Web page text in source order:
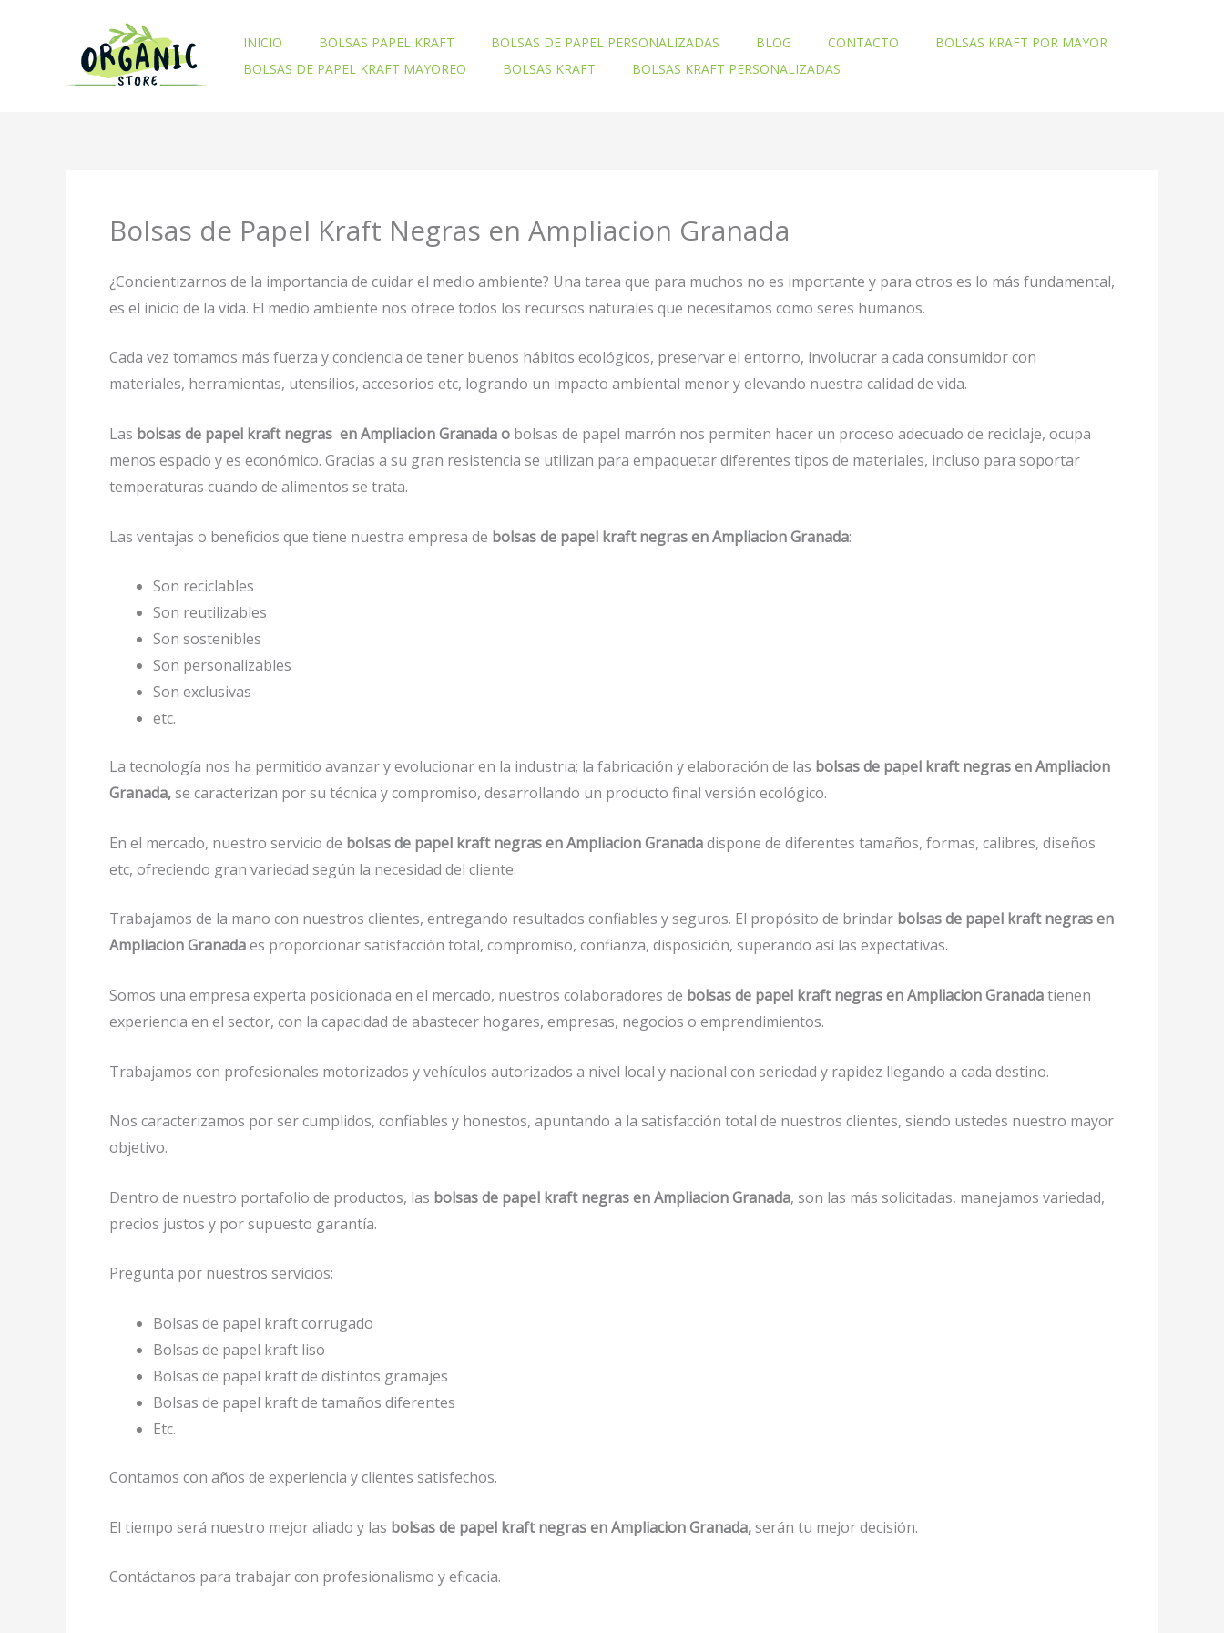
INICIO BOLSAS PAPEL KRAFT BOLSAS DE PAPEL PERSONALIZADAS BLOG CONTACTO
BOLSAS KRAFT POR MAYOR
BOLSAS DE PAPEL KRAFT MAYOREO
BOLSAS KRAFT BOLSAS KRAFT PERSONALIZADAS
Bolsas de Papel Kraft Negras en Ampliacion Granada
¿Concientizarnos de la importancia de cuidar el medio ambiente? Una tarea que para muchos no es importante y para otros es lo más fundamental,
es el inicio de la vida. El medio ambiente nos ofrece todos los recursos naturales que necesitamos como seres humanos.
Cada vez tomamos más fuerza y conciencia de tener buenos hábitos ecológicos, preservar el entorno, involucrar a cada consumidor con
materiales, herramientas, utensilios, accesorios etc, logrando un impacto ambiental menor y elevando nuestra calidad de vida.
Las bolsas de papel kraft negras en Ampliacion Granada o bolsas de papel marrón nos permiten hacer un proceso adecuado de reciclaje, ocupa
menos espacio y es económico. Gracias a su gran resistencia se utilizan para empaquetar diferentes tipos de materiales, incluso para soportar
temperaturas cuando de alimentos se trata.
Las ventajas o beneficios que tiene nuestra empresa de bolsas de papel kraft negras en Ampliacion Granada:
Son reciclables
Son reutilizables
Son sostenibles
Son personalizables
Son exclusivas
etc.
La tecnología nos ha permitido avanzar y evolucionar en la industria; la fabricación y elaboración de las bolsas de papel kraft negras en Ampliacion
Granada,se caracterizan por su técnica y compromiso, desarrollando un producto final versión ecológico.
En el mercado, nuestro servicio de bolsas de papel kraft negras en Ampliacion Granadadispone de diferentes tamaños, formas, calibres, diseños
etc, ofreciendo gran variedad según la necesidad del cliente.
Trabajamos de la mano con nuestros clientes, entregando resultados confiables y seguros. El propósito de brindar bolsas de papel kraft negras en
Ampliacion Granadaes proporcionar satisfacción total, compromiso, confianza, disposición, superando así las expectativas.
Somos una empresa experta posicionada en el mercado, nuestros colaboradores de bolsas de papel kraft negras en Ampliacion Granadatienen
experiencia en el sector, con la capacidad de abastecer hogares, empresas, negocios o emprendimientos.
Trabajamos con profesionales motorizados y vehículos autorizados a nivel local y nacional con seriedad y rapidez llegando a cada destino.
Nos caracterizamos por ser cumplidos, confiables y honestos, apuntando a la satisfacción total de nuestros clientes, siendo ustedes nuestro mayor
objetivo.
Dentro de nuestro portafolio de productos, las bolsas de papel kraft negras en Ampliacion Granada, son las más solicitadas, manejamos variedad,
precios justos y por supuesto garantía.
Pregunta por nuestros servicios:
Bolsas de papel kraft corrugado
Bolsas de papel kraft liso
Bolsas de papel kraft de distintos gramajes
Bolsas de papel kraft de tamaños diferentes
Etc.
Contamos con años de experiencia y clientes satisfechos.
El tiempo será nuestro mejor aliado y las bolsas de papel kraft negras en Ampliacion Granada,serán tu mejor decisión.
Contáctanos para trabajar con profesionalismo y eficacia.